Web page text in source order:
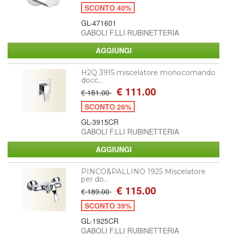
SCONTO 40%
GL-471601
GABOLI F.LLI RUBINETTERIA
H2Q 3915 miscelatore monocomando
docc...
€ 151.00 € 111.00
SCONTO 26%
GL-3915CR
GABOLI F.LLI RUBINETTERIA
PINCO&PALLINO 1925 Miscelatore
per do...
€ 189.00 € 115.00
SCONTO 39%
GL-1925CR
GABOLI F.LLI RUBINETTERIA